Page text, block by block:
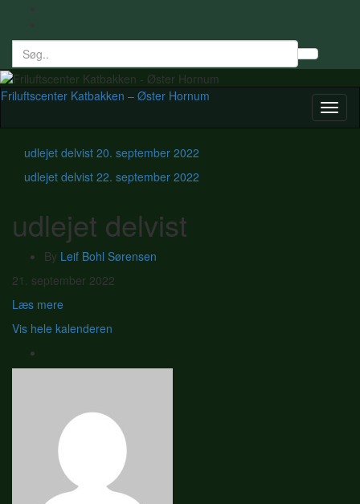
form
Search
for:
Friluftscenter Katbakken – Øster Hornum
udlejet delvist 20. september 2022
udlejet delvist 22. september 2022
udlejet delvist
By Leif Bohl Sørensen
udlejet
21. september 2022
Læs mere
Vis hele kalenderen